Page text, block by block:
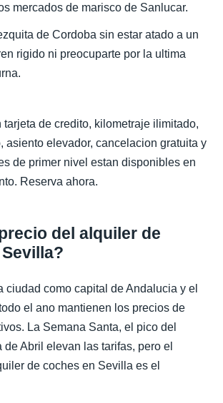
mercados de marisco de Sanlucar.
de Cordoba sin estar atado a un
rigido ni preocuparte por la ultima
tarjeta de credito, kilometraje ilimitado,
asiento elevador, cancelacion gratuita y
de primer nivel estan disponibles en
Reserva ahora.
del alquiler de
ciudad como capital de Andalucia y el
el ano mantienen los precios de
La Semana Santa, el pico del
de Abril elevan las tarifas, pero el
de coches en Sevilla es el